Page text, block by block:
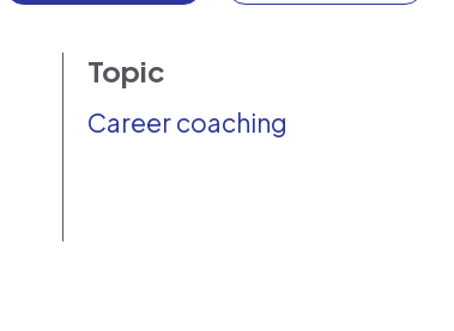
Topic
Career coaching